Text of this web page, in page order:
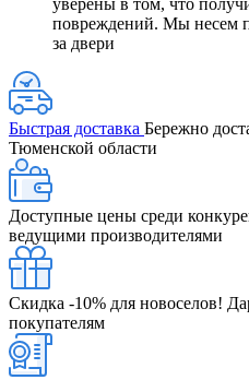
уверены в том, что
повреждений. Мы несем
за двери
Быстрая доставка Бережно
Тюменской области
Доступные цены среди
ведущими производителями
Скидка -10% для новоселов!
покупателям